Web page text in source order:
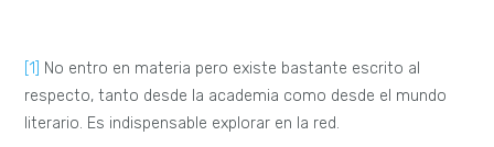
[1]
No entro en materia pero existe bastante escrito al
respecto, tanto desde la academia como desde el mundo
literario. Es indispensable explorar en la red.